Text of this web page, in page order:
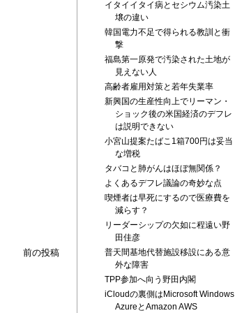
前の投稿
イタイイタイ病とセシウム汚染土
壌の違い
韓国電力不足で得られる教訓と衝
撃
福島第一原発で汚染された土地が
見えない人
高齢者雇用対策と若年失業率
新興国の生産性向上でリーマン・
ショック後の米国経済のデフレ
は説明できない
小宮山提案たばこ1箱700円は妥当
な増税
タバコと肺がんはほぼ無関係？
よくあるデフレ議論の奇妙な点
喫煙者は早死にするので医療費を
減らす？
リーダーシップの欠如に程遠い野
田佳彦
普天間基地代替施設移設にある意
外な障害
TPP参加へ向う野田内閣
iCloudの裏側はMicrosoft Windows
AzureとAmazon AWS